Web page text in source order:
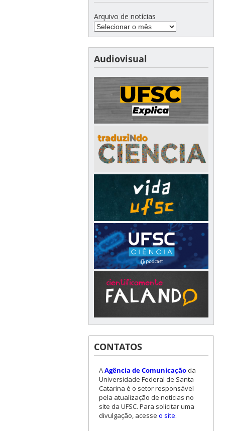
Arquivo de notícias
Audiovisual
CONTATOS
AAgência de Comunicaçãoda
Universidade Federal de Santa
Catarina é o setor responsável
pela atualização de notícias no
site da UFSC. Para solicitar uma
divulgação, acesse o site.